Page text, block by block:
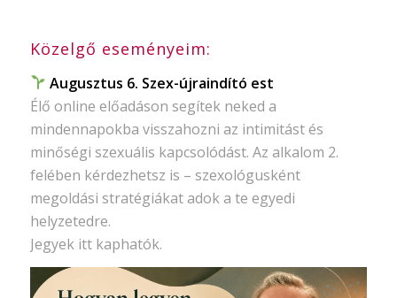
Közelgő eseményeim:
Augusztus 6. Szex-újraindító est
Élő online előadáson segítek neked a
mindennapokba visszahozni az intimitást és
minőségi szexuális kapcsolódást. Az alkalom 2.
felében kérdezhetsz is – szexológusként
megoldási stratégiákat adok a te egyedi
helyzetedre.
Jegyek itt kaphatók.